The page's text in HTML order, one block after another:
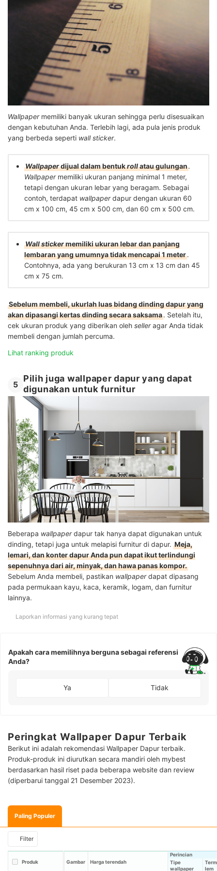
Wallpapermemiliki banyak ukuran sehingga perlu disesuaikan
dengan kebutuhan Anda. Terlebih lagi, ada pula jenis produk
yang berbeda seperti wall sticker.
Wallpaperdijual dalam bentukrollataugulungan.
Wallpapermemiliki ukuran panjang minimal 1 meter,
tetapi dengan ukuran lebar yang beragam. Sebagai
contoh, terdapat wallpaperdapur dengan ukuran 60
cm x 100 cm, 45 cm x 500 cm, dan 60 cm x 500 cm.
Wall stickermemiliki ukuran lebar dan panjang
lembaran yang umumnya tidak mencapai 1 meter.
Contohnya, ada yang berukuran 13 cm x 13 cm dan 45
cm x 75 cm.
Sebelum membeli, ukurlah luas bidang dinding dapur yang
akan dipasangi kertas dinding secara saksama. Setelah itu,
cek ukuran produk yang diberikan oleh selleragar Anda tidak
membeli dengan jumlah percuma.
Lihat ranking produk
5
Pilih juga wallpaper dapur yang dapat
digunakan untuk furnitur
Beberapa wallpaperdapur tak hanya dapat digunakan untuk
dinding, tetapi juga untuk melapisi furnitur di dapur. Meja,
lemari, dan konter dapur Anda pun dapat ikut terlindungi
sepenuhnya dari air, minyak, dan hawa panas kompor.
Sebelum Anda membeli, pastikan wallpaperdapat dipasang
pada permukaan kayu, kaca, keramik, logam, dan furnitur
lainnya.
Laporkan informasi yang kurang tepat
Apakah cara memilihnya berguna sebagai referensi
Anda?
Ya Tidak
Peringkat Wallpaper Dapur Terbaik
Berikut ini adalah rekomendasi Wallpaper Dapur terbaik.
Produk-produk ini diurutkan secara mandiri oleh mybest
berdasarkan hasil riset pada beberapa website dan review
(diperbarui tanggal 21 Desember 2023).
Paling Populer
Filter
Produk Gambar Harga terendah
Perincian
Tipe
wallpaper
lem